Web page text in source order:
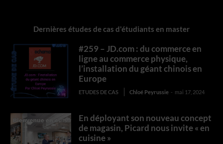
Dernières études de cas d'étudiants en master
#259 – JD.com : du commerce en
ligne au commerce physique,
l’installation du géant chinois en
Europe
ETUDES DE CAS Chloé Peyrussie - mai 17, 2024
En déployant son nouveau concept
de magasin, Picard nous invite « en
cuisine »